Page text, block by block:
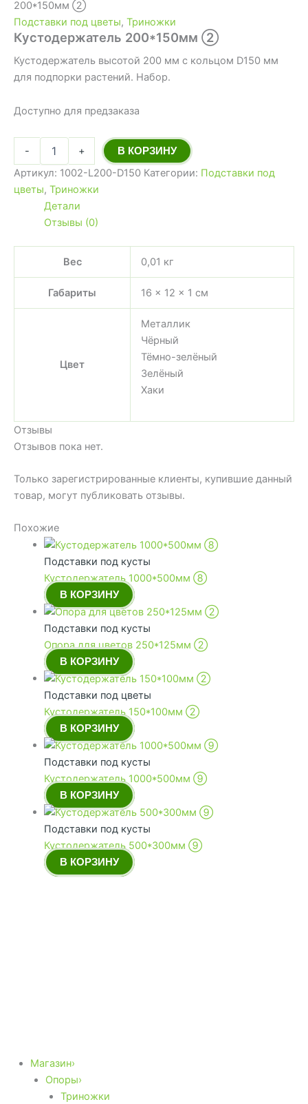
200*150мм ➁
Подставки под цветы, Триножки
Кустодержатель 200*150мм ➁
Кустодержатель высотой 200 мм с кольцом D150 мм
для подпорки растений. Набор.
Доступно для предзаказа
- + В КОРЗИНУ
Артикул: 1002-L200-D150 Категории: Подставки под
цветы, Триножки
Детали
Отзывы (0)
Вес 0,01 кг
Габариты 16 × 12 × 1 см
Цвет
Металлик
Чёрный
Тёмно-зелёный
Зелёный
Хаки
Отзывы
Отзывов пока нет.
Только зарегистрированные клиенты, купившие данный
товар, могут публиковать отзывы.
Похожие
Подставки под кусты
Кустодержатель 1000*500мм ➇
В КОРЗИНУ
Подставки под кусты
Опора для цветов 250*125мм ➁
В КОРЗИНУ
Подставки под цветы
Кустодержатель 150*100мм ➁
В КОРЗИНУ
Подставки под кусты
Кустодержатель 1000*500мм ➈
В КОРЗИНУ
Подставки под кусты
Кустодержатель 500*300мм ➈
В КОРЗИНУ
Магазин›
Опоры›
Триножки